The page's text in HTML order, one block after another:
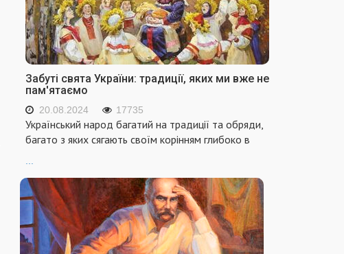
Забуті свята України: традиції, яких ми вже не
пам'ятаємо
20.08.2024 17735
Український народ багатий на традиції та обряди,
багато з яких сягають своїм корінням глибоко в
...